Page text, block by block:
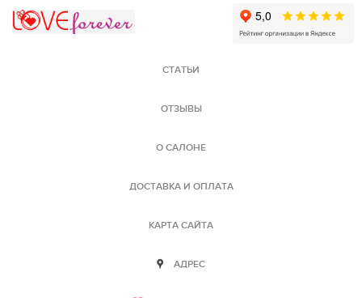
СТАТЬИ
ОТЗЫВЫ
О САЛОНЕ
ДОСТАВКА И ОПЛАТА
КАРТА САЙТА
АДРЕС